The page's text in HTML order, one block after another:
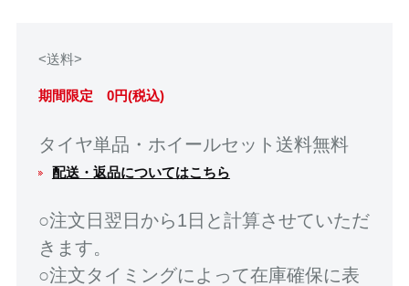
<送料>
期間限定 0円(税込)
タイヤ単品・ホイールセット送料無料
配送・返品についてはこちら
○注文日翌日から1日と計算させていただ
きます。
○注文タイミングによって在庫確保に表